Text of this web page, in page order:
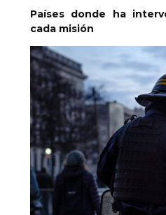
Países donde ha
cada misión